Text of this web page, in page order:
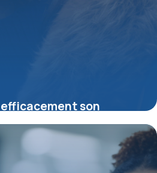
son
en ligne